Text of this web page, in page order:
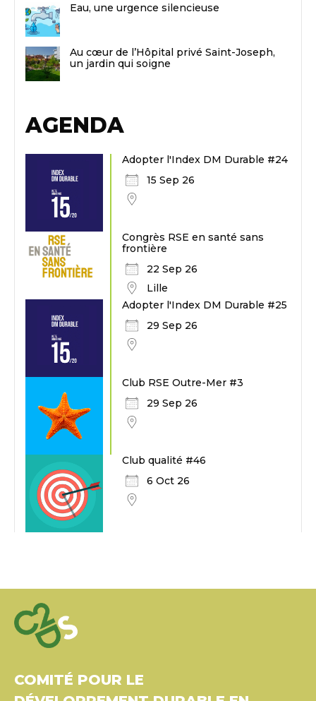
Eau, une urgence silencieuse
Au cœur de l’Hôpital privé Saint-Joseph,
un jardin qui soigne
AGENDA
Adopter l'Index DM Durable #24
15 Sep 26
Congrès RSE en santé sans
frontière
22 Sep 26
Lille
Adopter l'Index DM Durable #25
29 Sep 26
Club RSE Outre-Mer #3
29 Sep 26
Club qualité #46
6 Oct 26
COMITÉ POUR LE